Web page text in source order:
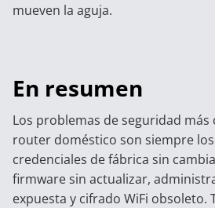
mueven la aguja.
En resumen
Los problemas de seguridad más
router doméstico son siempre
credenciales de fábrica sin
firmware sin actualizar,
expuesta y cifrado WiFi obsoleto.